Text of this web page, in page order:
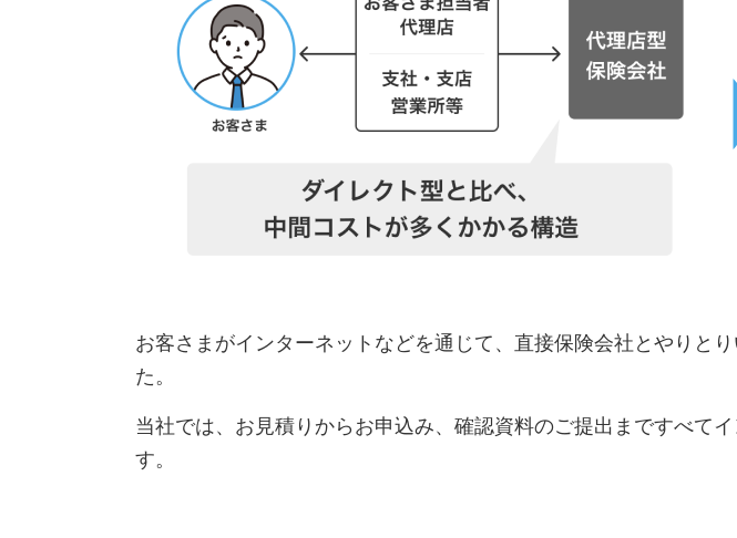
お客さまがインターネットなどを通じて、直接保険会社とやりと
た。
当社では、お見積りからお申込み、確認資料のご提出まですべて
す。